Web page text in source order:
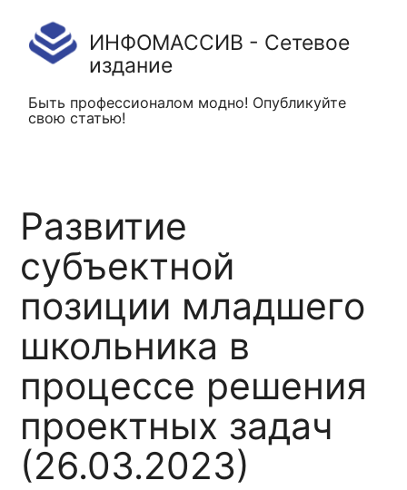
ИНФОМАССИВ - Сетевое
издание
Быть профессионалом модно! Опубликуйте
свою статью!
Развитие
субъектной
позиции младшего
школьника в
процессе решения
проектных задач
(26.03.2023)